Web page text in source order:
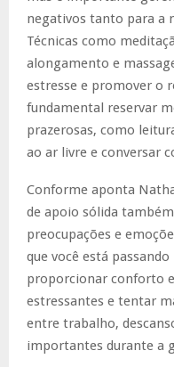
negativos tanto para a
Técnicas como
alongamento e
estresse e promover o
fundamental reservar
prazerosas, como
ao ar livre e conversar
Conforme aponta
de apoio sólida
preocupações e
que você está
proporcionar conforto
estressantes e tentar
entre trabalho,
importantes durante a